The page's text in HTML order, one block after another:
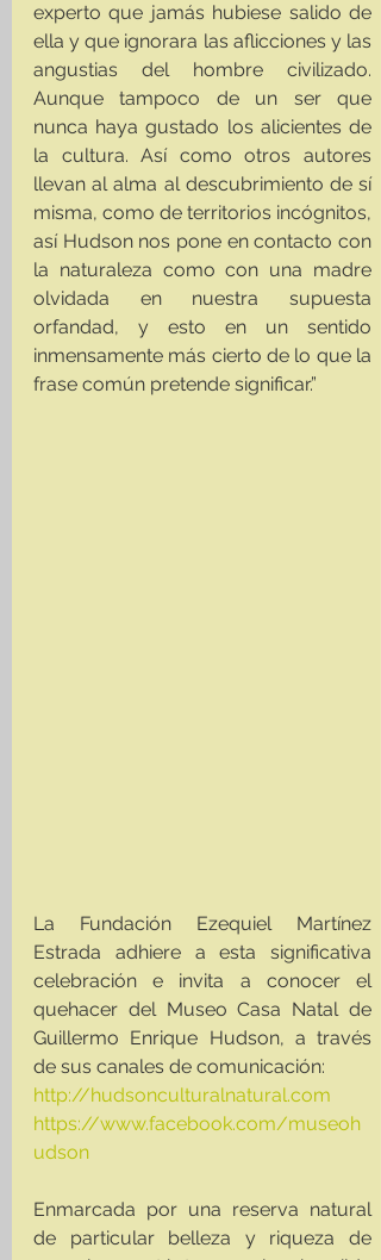
experto que jamás hubiese salido de
ella y que ignorara las aflicciones y las
angustias del hombre civilizado.
Aunque tampoco de un ser que
nunca haya gustado los alicientes de
la cultura. Así como otros autores
llevan al alma al descubrimiento de sí
misma, como de territorios incógnitos,
así Hudson nos pone en contacto con
la naturaleza como con una madre
olvidada en nuestra supuesta
orfandad, y esto en un sentido
inmensamente más cierto de lo que la
frase común pretende significar.”
La Fundación Ezequiel Martínez
Estrada adhiere a esta significativa
celebración e invita a conocer el
quehacer del Museo Casa Natal de
Guillermo Enrique Hudson, a través
de sus canales de comunicación:
http://hudsonculturalnatural.com
https://www.facebook.com/museoh
udson
Enmarcada por una reserva natural
de particular belleza y riqueza de